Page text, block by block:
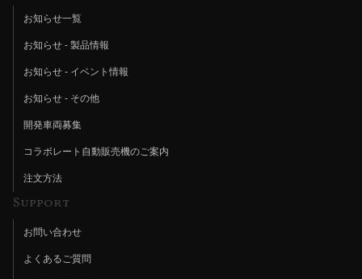
お知らせ一覧
お知らせ - 製品情報
お知らせ - イベント情報
お知らせ - その他
開発車両募集
コラボレート自動販売機のご案内
注文方法
Support
お問い合わせ
よくあるご質問